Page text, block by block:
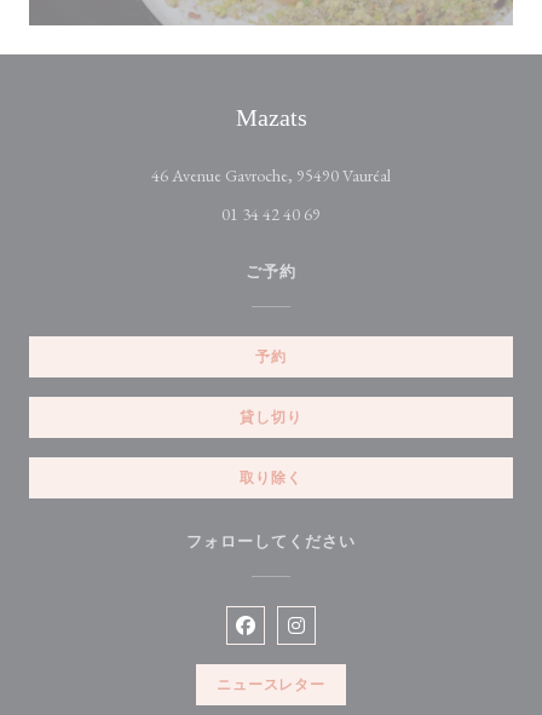
Mazats
46 Avenue Gavroche, 95490 Vauréal
01 34 42 40 69
ご予約
予約
貸し切り
取り除く
フォローしてください
Facebook ((新しいウィンドウで開
Instagram ((新しいウィンド
ニュースレター